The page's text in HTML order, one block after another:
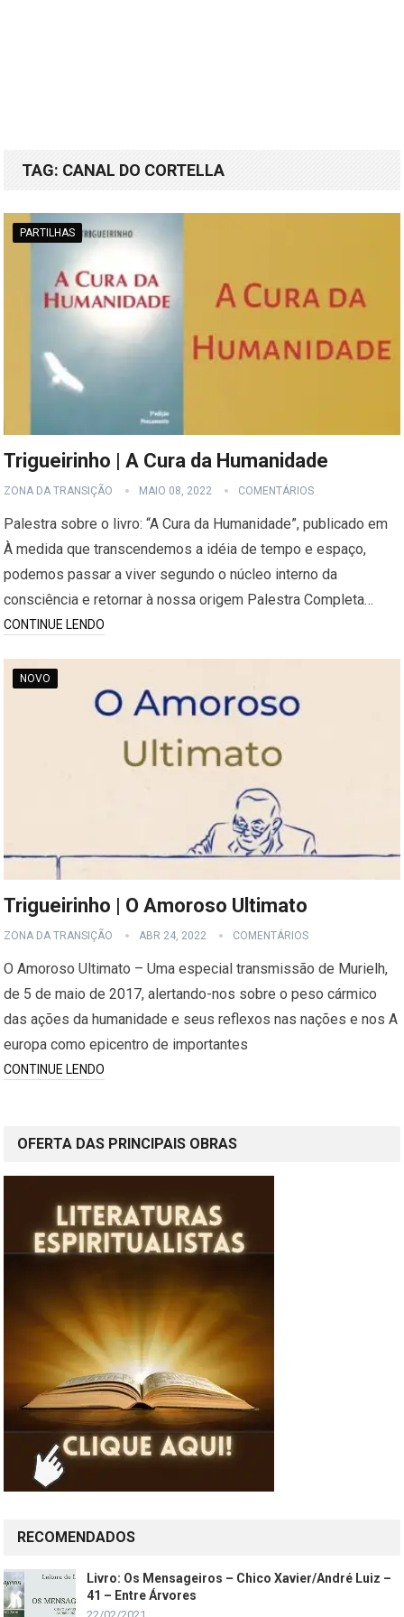
TAG: CANAL DO CORTELLA
PARTILHAS
Trigueirinho | A Cura da Humanidade
ZONA DA TRANSIÇÃO MAIO 08, 2022 COMENTÁRIOS
Palestra sobre o livro: “A Cura da Humanidade”, publicado em
À medida que transcendemos a idéia de tempo e espaço,
podemos passar a viver segundo o núcleo interno da
consciência e retornar à nossa origem Palestra Completa…
CONTINUE LENDO
NOVO
Trigueirinho | O Amoroso Ultimato
ZONA DA TRANSIÇÃO ABR 24, 2022 COMENTÁRIOS
O Amoroso Ultimato – Uma especial transmissão de Murielh,
de 5 de maio de 2017, alertando-nos sobre o peso cármico
das ações da humanidade e seus reflexos nas nações e nos A
europa como epicentro de importantes
CONTINUE LENDO
OFERTA DAS PRINCIPAIS OBRAS
RECOMENDADOS
Livro: Os Mensageiros – Chico Xavier/André Luiz –
41 – Entre Árvores